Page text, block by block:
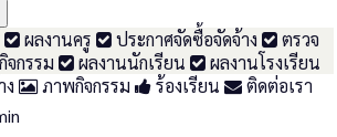
ผลงานครู ประกาศจัดซื้อจัดจ้าง
ตรวจ
จกรรม ผลงานนักเรียน
ผลงานโรงเรียน
ง
ภาพกิจกรรม ร้องเรียน ติดต่อเรา